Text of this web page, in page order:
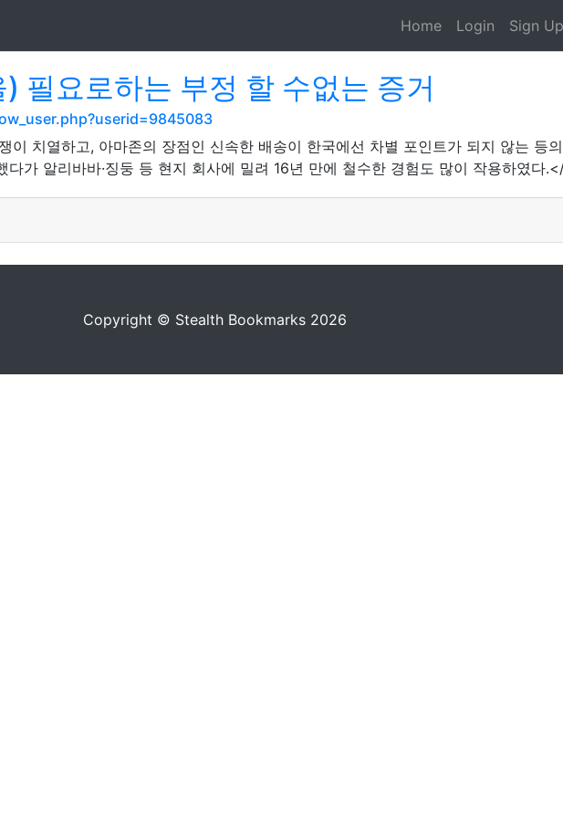
Home Login Sign Up
필요로하는 부정 할 수없는 증거
이 치열하고, 아마존의 장점인 신속한 배송이 한국에선 차별 포인트가 되지 않는 등
가 알리바바·징둥 등 현지 회사에 밀려 16년 만에 철수한 경험도 많이 작용하였다
Copyright © Stealth Bookmarks 2026